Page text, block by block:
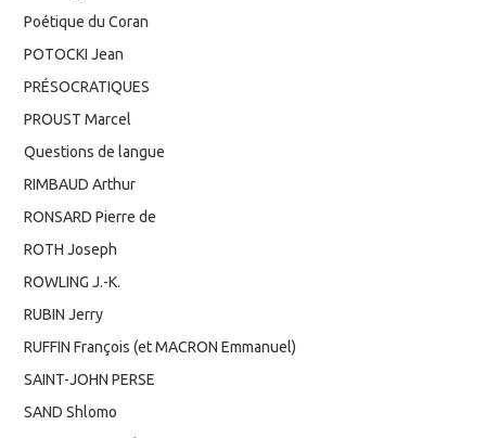
Poétique du Coran
POTOCKI Jean
PRÉSOCRATIQUES
PROUST Marcel
Questions de langue
RIMBAUD Arthur
RONSARD Pierre de
ROTH Joseph
ROWLING J.-K.
RUBIN Jerry
RUFFIN François (et MACRON Emmanuel)
SAINT-JOHN PERSE
SAND Shlomo